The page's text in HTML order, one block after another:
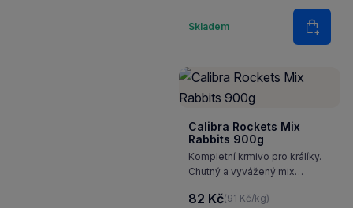
Skladem
Množství
Do
Calibra Rockets Mix
Rabbits 900g
Kompletní krmivo pro králíky.
Chutný a vyvážený mix
kamarádi milují.
82 Kč(91 Kč/kg)